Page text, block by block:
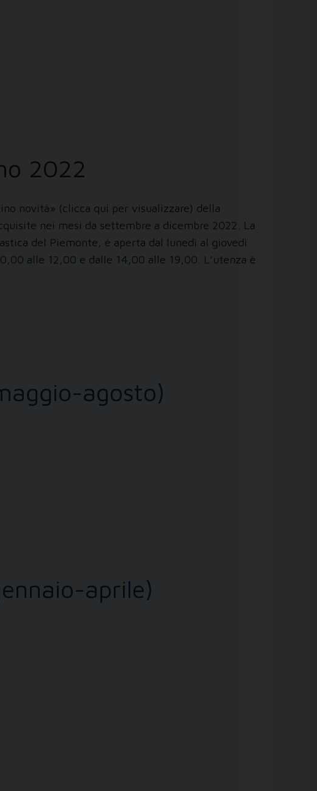
2022
novità» (clicca qui per visualizzare) della
nei mesi da settembre a dicembre 2022. La
del Piemonte, è aperta dal lunedì al giovedì
alle 12,00 e dalle 14,00 alle 19,00. L’utenza è
agosto)
aprile)